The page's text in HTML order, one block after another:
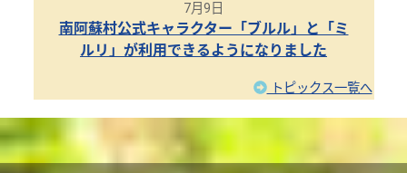
7月9日
南阿蘇村公式キャラクター「ブルル」と「ミ
ルリ」が利用できるようになりました
トピックス一覧へ